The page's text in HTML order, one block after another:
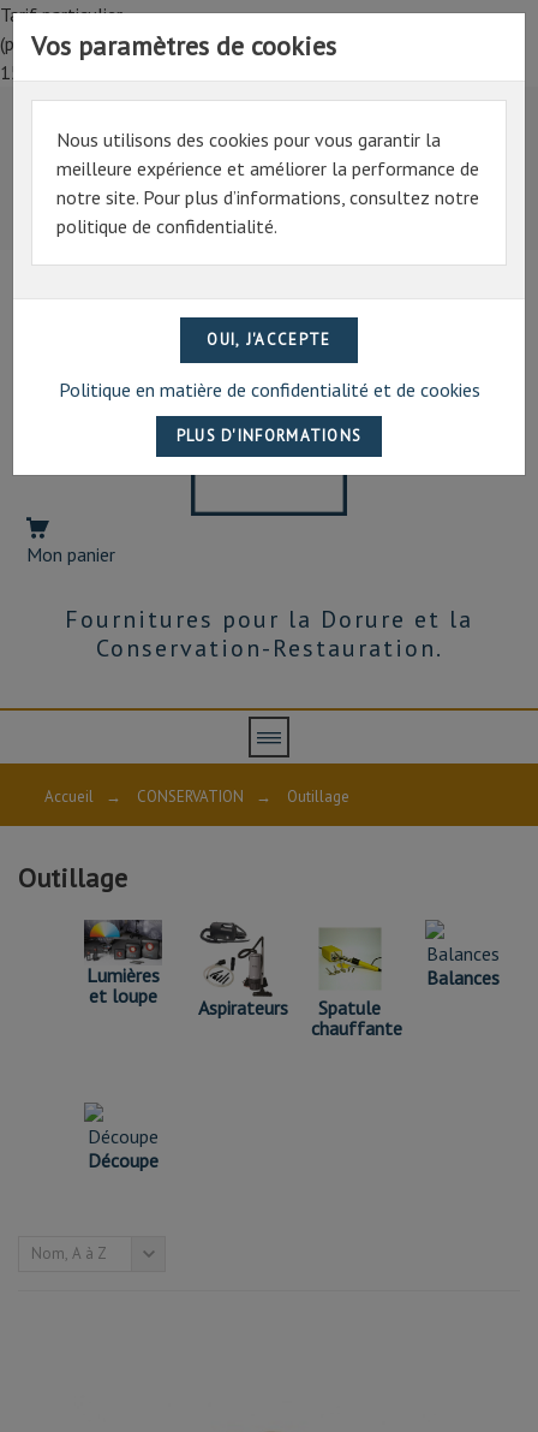
Tarif particulier,
(professionnel, connectez-vous pour bénéficier de la remise de
15%)
Tarif particulier,
(professionnel, connectez-vous pour bénéficier de la
remise de 15%)
07 69 94 13 47
Mon panier
Fournitures pour la Dorure et la
Conservation-Restauration.
Vos paramètres de cookies
Nous utilisons des cookies pour vous garantir la
meilleure expérience et améliorer la performance de
notre site. Pour plus d’informations, consultez notre
politique de confidentialité.
Politique en matière de confidentialité et de cookies
Accueil → CONSERVATION → Outillage
OUTILLAGE
chauffante,
Balance
de
précision,
Aspirateurs...etc
Outillage
Lumières
et loupe
Aspirateurs
Spatule
chauffante
Balances
Découpe
Nom, A à Z